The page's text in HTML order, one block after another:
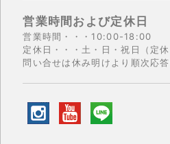
営業時間および定休日
営業時間・・・10:00-18:00
定休日・・・土・日・祝日（定
問い合せは休み明けより順次応答